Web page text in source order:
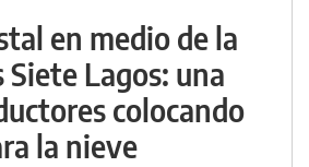
en medio de la
Siete Lagos: una
colocando
la nieve